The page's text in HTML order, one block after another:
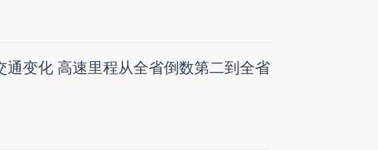
通变化 高速里程从全省倒数第二到全省